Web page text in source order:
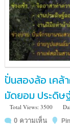
ปั่นสองล้อ เคล้
มัดยอม ประดิษ
Total Views: 3500
0 ความเห็น